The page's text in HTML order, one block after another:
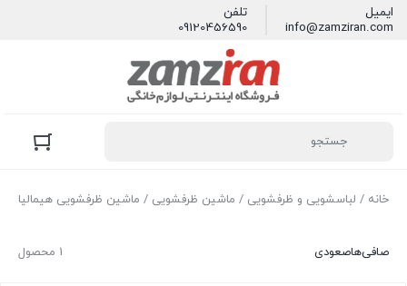
ایمیل
info@zamziran.com
تلفن
09120456590
خانه / لباسشویی و ظرفشویی / ماشین ظرفشویی / ماشین ظرفشويی هيماليا
1 محصول صافی‌هاصعودی